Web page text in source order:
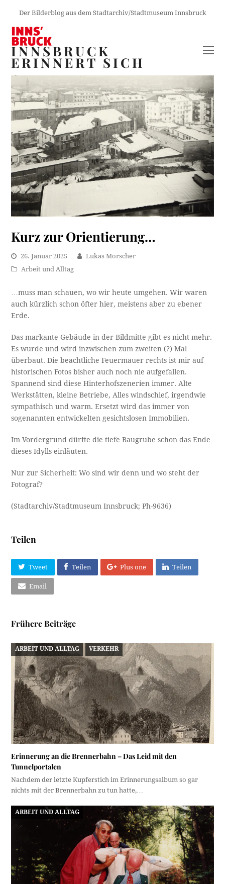
Der Bilderblog aus dem Stadtarchiv/Stadtmuseum Innsbruck
INNSBRUCK
ERINNERT SICH
Kurz zur Orientierung…
26. Januar 2025
Lukas Morscher
Arbeit und Alltag
…muss man schauen, wo wir heute umgehen. Wir waren
auch kürzlich schon öfter hier, meistens aber zu ebener
Erde.
Das markante Gebäude in der Bildmitte gibt es nicht mehr.
Es wurde und wird inzwischen zum zweiten (?) Mal
überbaut. Die beachtliche Feuermauer rechts ist mir auf
historischen Fotos bisher auch noch nie aufgefallen.
Spannend sind diese Hinterhofszenerien immer. Alte
Werkstätten, kleine Betriebe, Alles windschief, irgendwie
sympathisch und warm. Ersetzt wird das immer von
sogenannten entwickelten gesichtslosen Immobilien.
Im Vordergrund dürfte die tiefe Baugrube schon das Ende
dieses Idylls einläuten.
Nur zur Sicherheit: Wo sind wir denn und wo steht der
Fotograf?
(Stadtarchiv/Stadtmuseum Innsbruck; Ph-9636)
Teilen
Tweet Teilen Plus one Teilen
Email
Frühere Beiträge
ARBEIT UND ALLTAG VERKEHR
Erinnerung an die Brennerbahn – Das Leid mit den
Tunnelportalen
Nachdem der letzte Kupferstich im Erinnerungsalbum so gar
nichts mit der Brennerbahn zu tun hatte,…
ARBEIT UND ALLTAG